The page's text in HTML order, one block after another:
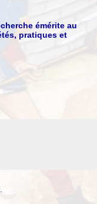
émérite au
pratiques et